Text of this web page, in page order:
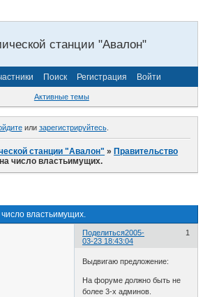
станции "Авалон"
Поиск Регистрация Войти
Активные темы
или зарегистрируйтесь.
станции "Авалон" »Правительство
число властьимущих.
властьимущих.
Поделиться 1
2005-
03-23 18:43:04
Выдвигаю предложение:
На форуме должно быть не
более 3-х админов.